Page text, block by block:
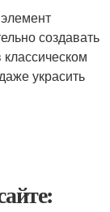
создавать
украсить